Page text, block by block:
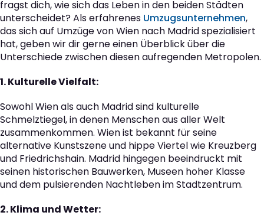
fragst dich, wie sich das Leben in den beiden Städten
unterscheidet? Als erfahrenes Umzugsunternehmen,
das sich auf Umzüge von Wien nach Madrid spezialisiert
hat, geben wir dir gerne einen Überblick über die
Unterschiede zwischen diesen aufregenden Metropolen.
1. Kulturelle Vielfalt:
Sowohl Wien als auch Madrid sind kulturelle
Schmelztiegel, in denen Menschen aus aller Welt
zusammenkommen. Wien ist bekannt für seine
alternative Kunstszene und hippe Viertel wie Kreuzberg
und Friedrichshain. Madrid hingegen beeindruckt mit
seinen historischen Bauwerken, Museen hoher Klasse
und dem pulsierenden Nachtleben im Stadtzentrum.
2. Klima und Wetter: